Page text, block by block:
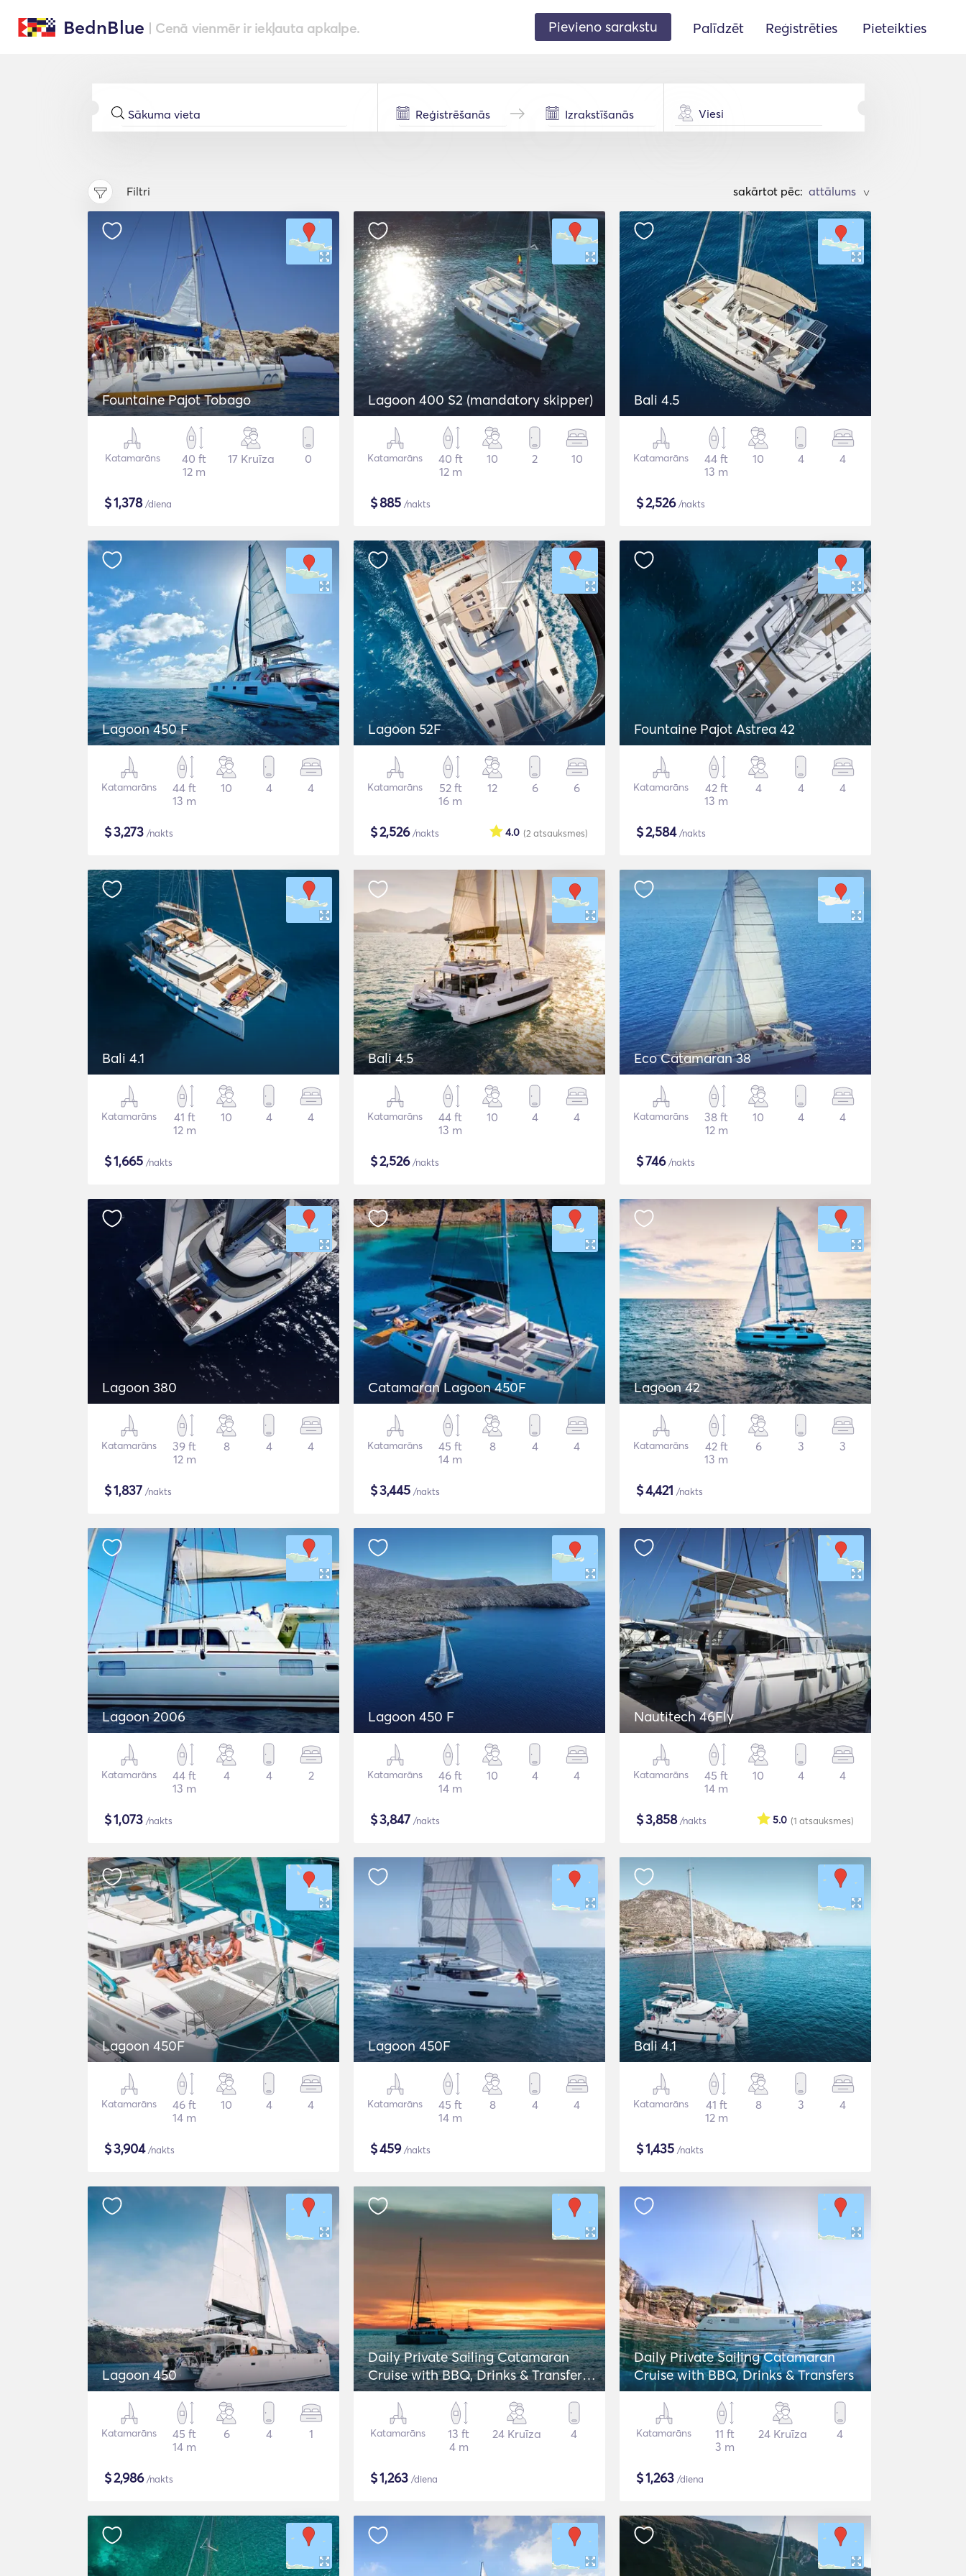
BednBlue | Cenā vienmēr ir iekļauta apkalpe. Pievieno sarakstu Palīdzēt Reģistrēties Pieteikties
Viesi
Filtri sakārtot pēc: >
Fountaine Pajot Tobago
Katamarāns
40 ft
12 m
17 Kruīza 0
$1,378/diena
Lagoon 400 S2 (mandatory skipper)
Katamarāns
40 ft
12 m
10 2 10
$885 /nakts
Bali 4.5
Katamarāns
44 ft
13 m
10 4 4
$2,526/nakts
Lagoon 450 F
Katamarāns
44 ft
13 m
10 4 4
$3,273 /nakts
Lagoon 52F
Katamarāns
52 ft
16 m
12 6 6
$2,526/nakts (2 atsauksmes)
4.0
Fountaine Pajot Astrea 42
Katamarāns
42 ft
13 m
4 4 4
$2,584/nakts
Bali 4.1
Katamarāns
41 ft
12 m
10 4 4
$1,665 /nakts
Bali 4.5
Katamarāns
44 ft
13 m
10 4 4
$2,526/nakts
Eco Catamaran 38
Katamarāns
38 ft
12 m
10 4 4
$746/nakts
Lagoon 380
Katamarāns
39 ft
12 m
8 4 4
$1,837 /nakts
Catamaran Lagoon 450F
Katamarāns
45 ft
14 m
8 4 4
$3,445 /nakts
Lagoon 42
Katamarāns
42 ft
13 m
6 3 3
$4,421 /nakts
Lagoon 2006
Katamarāns
44 ft
13 m
4 4 2
$1,073 /nakts
Lagoon 450 F
Katamarāns
46 ft
14 m
10 4 4
$3,847 /nakts
Nautitech 46Fly
Katamarāns
45 ft
14 m
10 4 4
$3,858/nakts (1 atsauksmes)
5.0
Lagoon 450F
Katamarāns
46 ft
14 m
10 4 4
$3,904/nakts
Lagoon 450F
Katamarāns
45 ft
14 m
8 4 4
$459/nakts
Bali 4.1
Katamarāns
41 ft
12 m
8 3 4
$1,435 /nakts
Lagoon 450
Katamarāns
45 ft
14 m
6 4 1
$2,986/nakts
Daily Private Sailing Catamaran
Cruise with BBQ, Drinks & Transfers -
Lagoon 42
Katamarāns
13 ft
4 m
24 Kruīza 4
$1,263 /diena
Daily Private Sailing Catamaran
Cruise with BBQ, Drinks & Transfers
Katamarāns
11 ft
3 m
24 Kruīza 4
$1,263 /diena